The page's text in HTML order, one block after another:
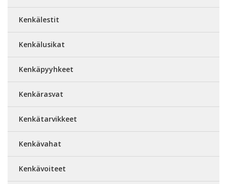
Kenkälestit
Kenkälusikat
Kenkäpyyhkeet
Kenkärasvat
Kenkätarvikkeet
Kenkävahat
Kenkävoiteet